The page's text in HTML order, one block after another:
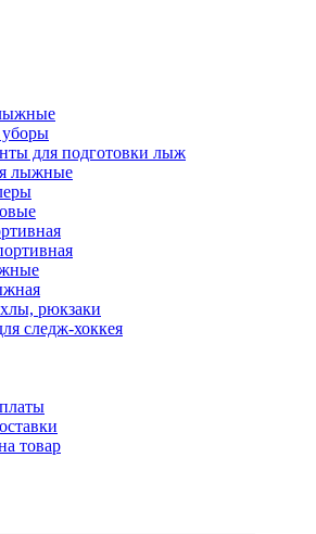
для подготовки лыж
лыжные
рюкзаки
следж-хоккея
товар